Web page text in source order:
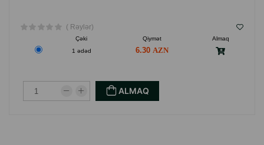
( Rəylər)
Çəki Qiymət
Almaq
1 ədəd
6.30
ALMAQ